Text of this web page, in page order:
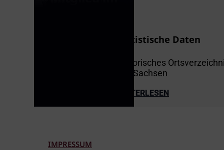
Statistische Daten
Historisches
von Sachsen
WEITERLESEN
IMPRESSUM